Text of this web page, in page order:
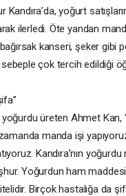
yoğurt
ilerledi. Öte yandan
kanseri, şeker gibi
çok tercih edildiği
üreten Ahmet Kan,
manda işi
Kandıra’nın
Yoğurdun ham maddesi
Birçok hastalığa da